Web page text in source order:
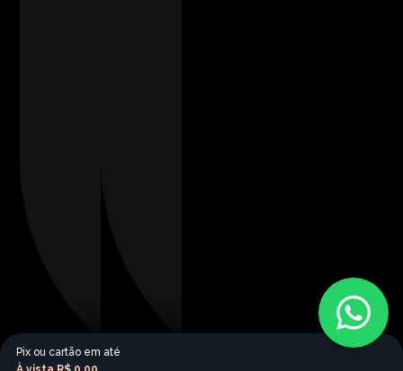
Pix ou cartão em até